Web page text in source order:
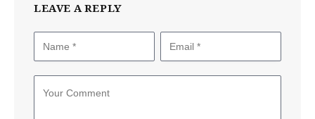
LEAVE A REPLY